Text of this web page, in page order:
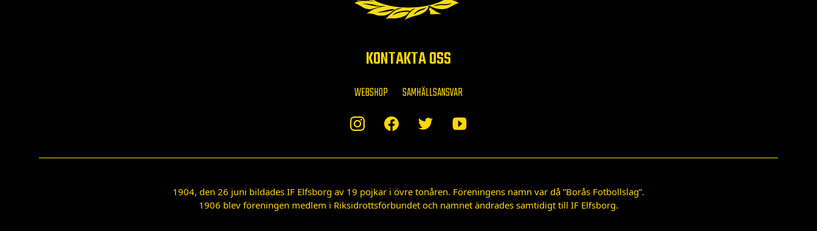
KONTAKTA OSS
WEBSHOP SAMHÄLLSANSVAR
1904, den 26 juni bildades IF Elfsborg av 19 pojkar i övre tonåren. Föreningens namn var då ”Borås Fotbollslag”.
1906 blev föreningen medlem i Riksidrottsförbundet och namnet ändrades samtidigt till IF Elfsborg.